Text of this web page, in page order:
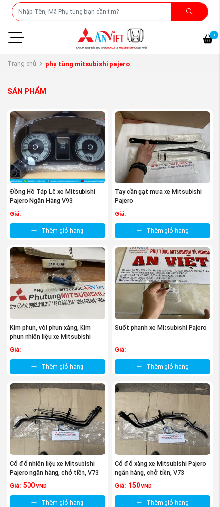
0
Trang chủ phụ tùng mitsubishi pajero
SẢN PHẨM
Đồng Hồ Táp Lô xe Mitsubishi
Pajero Ngân Hàng V93
Giá:
Thêm giỏ hàng
Tay cần gạt mưa xe Mitsubishi
Pajero
Giá:
Thêm giỏ hàng
Kim phun, vòi phun xăng, Kim
phun nhiên liệu xe Mitsubishi
Giá:
Thêm giỏ hàng
Suốt phanh xe Mitsubishi Pajero
Giá:
Thêm giỏ hàng
Cổ đổ nhiên liệu xe Mitsubishi
Pajero ngân hàng, chở tiền, V73
Giá: 500 VND
Thêm giỏ hàng
Cổ đổ xăng xe Mitsubishi Pajero
ngân hàng, chở tiền, V73
Giá: 150 VND
Thêm giỏ hàng